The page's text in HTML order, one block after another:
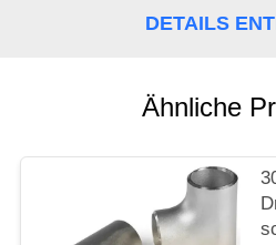
VERBINDUNG
NACHRICHTEN
FORDERN
DETAILS
Ähnliche